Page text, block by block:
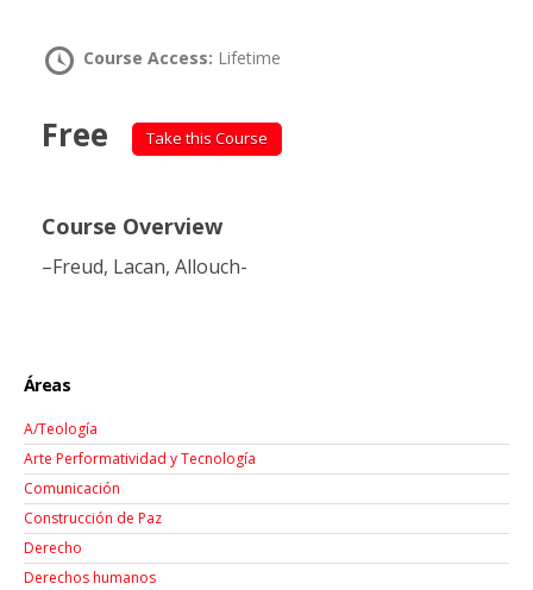
Course Access: Lifetime
Free Take this Course
Course Overview
–Freud, Lacan, Allouch-
Áreas
A/Teología
Arte Performatividad y Tecnología
Comunicación
Construcción de Paz
Derecho
Derechos humanos